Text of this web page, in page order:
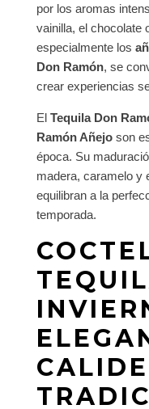
por los aromas
vainilla, el
especialmente los
Don Ramón, se
crear experiencias
El Tequila Don
Ramón Añejo son
época. Su
madera, caramelo y
equilibran a la
temporada.